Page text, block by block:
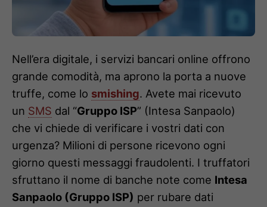
Nell’era digitale, i servizi bancari online offrono
grande comodità, ma aprono la porta a nuove
truffe, come lo smishing. Avete mai ricevuto
un SMS dal “Gruppo ISP” (Intesa Sanpaolo)
che vi chiede di verificare i vostri dati con
urgenza? Milioni di persone ricevono ogni
giorno questi messaggi fraudolenti. I truffatori
sfruttano il nome di banche note come Intesa
Sanpaolo (Gruppo ISP) per rubare dati